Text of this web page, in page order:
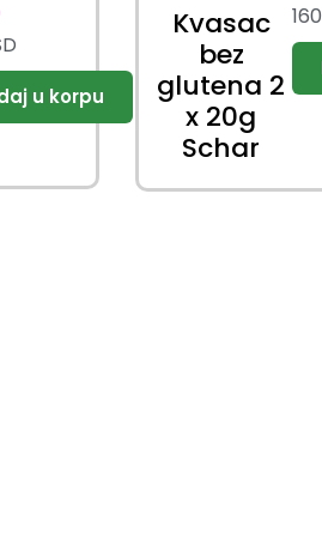
Kvasac
bez
glutena 2
x 20g
Schar
160